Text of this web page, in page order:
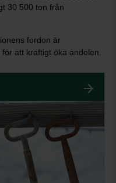
30 500 ton från
fordon är
att kraftigt öka andelen.